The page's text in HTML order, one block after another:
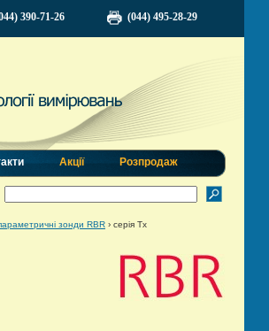
390-71-26 (044) 495-28-29
Акції Розпродаж
зонди RBR › серія Тх